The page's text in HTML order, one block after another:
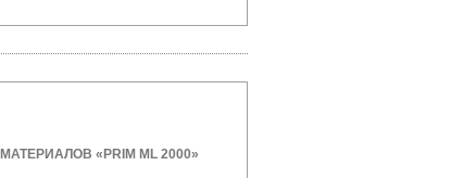
«PRIM ML 2000»